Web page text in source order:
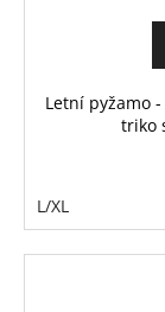
Letní pyžamo
triko
L/XL